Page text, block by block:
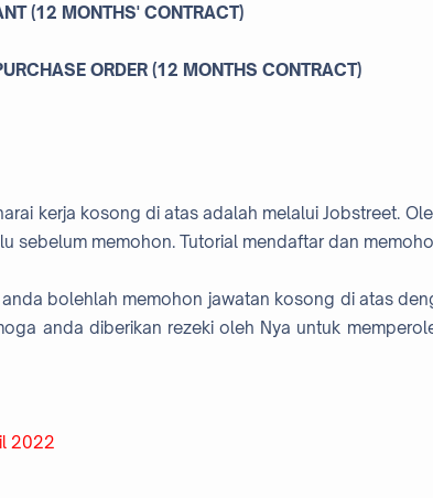
(12 MONTHS' CONTRACT)
ORDER (12 MONTHS CONTRACT)
kerja kosong di atas adalah melalui Jobstreet.
sebelum memohon. Tutorial mendaftar dan
anda bolehlah memohon jawatan kosong di atas
anda diberikan rezeki oleh Nya untuk
2022